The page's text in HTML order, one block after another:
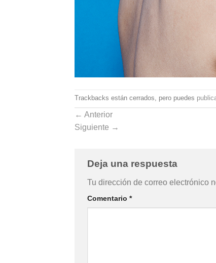
Trackbacks están cerrados, pero puedes
← Anterior
Siguiente →
Deja una respuesta
Tu dirección de correo electrónico
Comentario *